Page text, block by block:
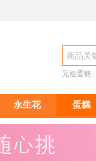
元祖蛋糕
永生花 蛋糕